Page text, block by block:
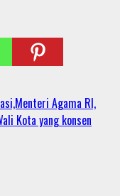
Agama RI,
Kota yang konsen